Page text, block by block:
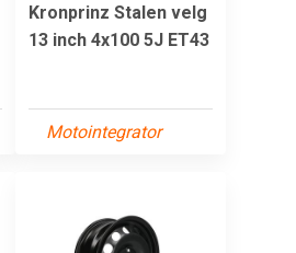
Kronprinz Stalen velg
13 inch 4x100 5J ET43
Motointegrator